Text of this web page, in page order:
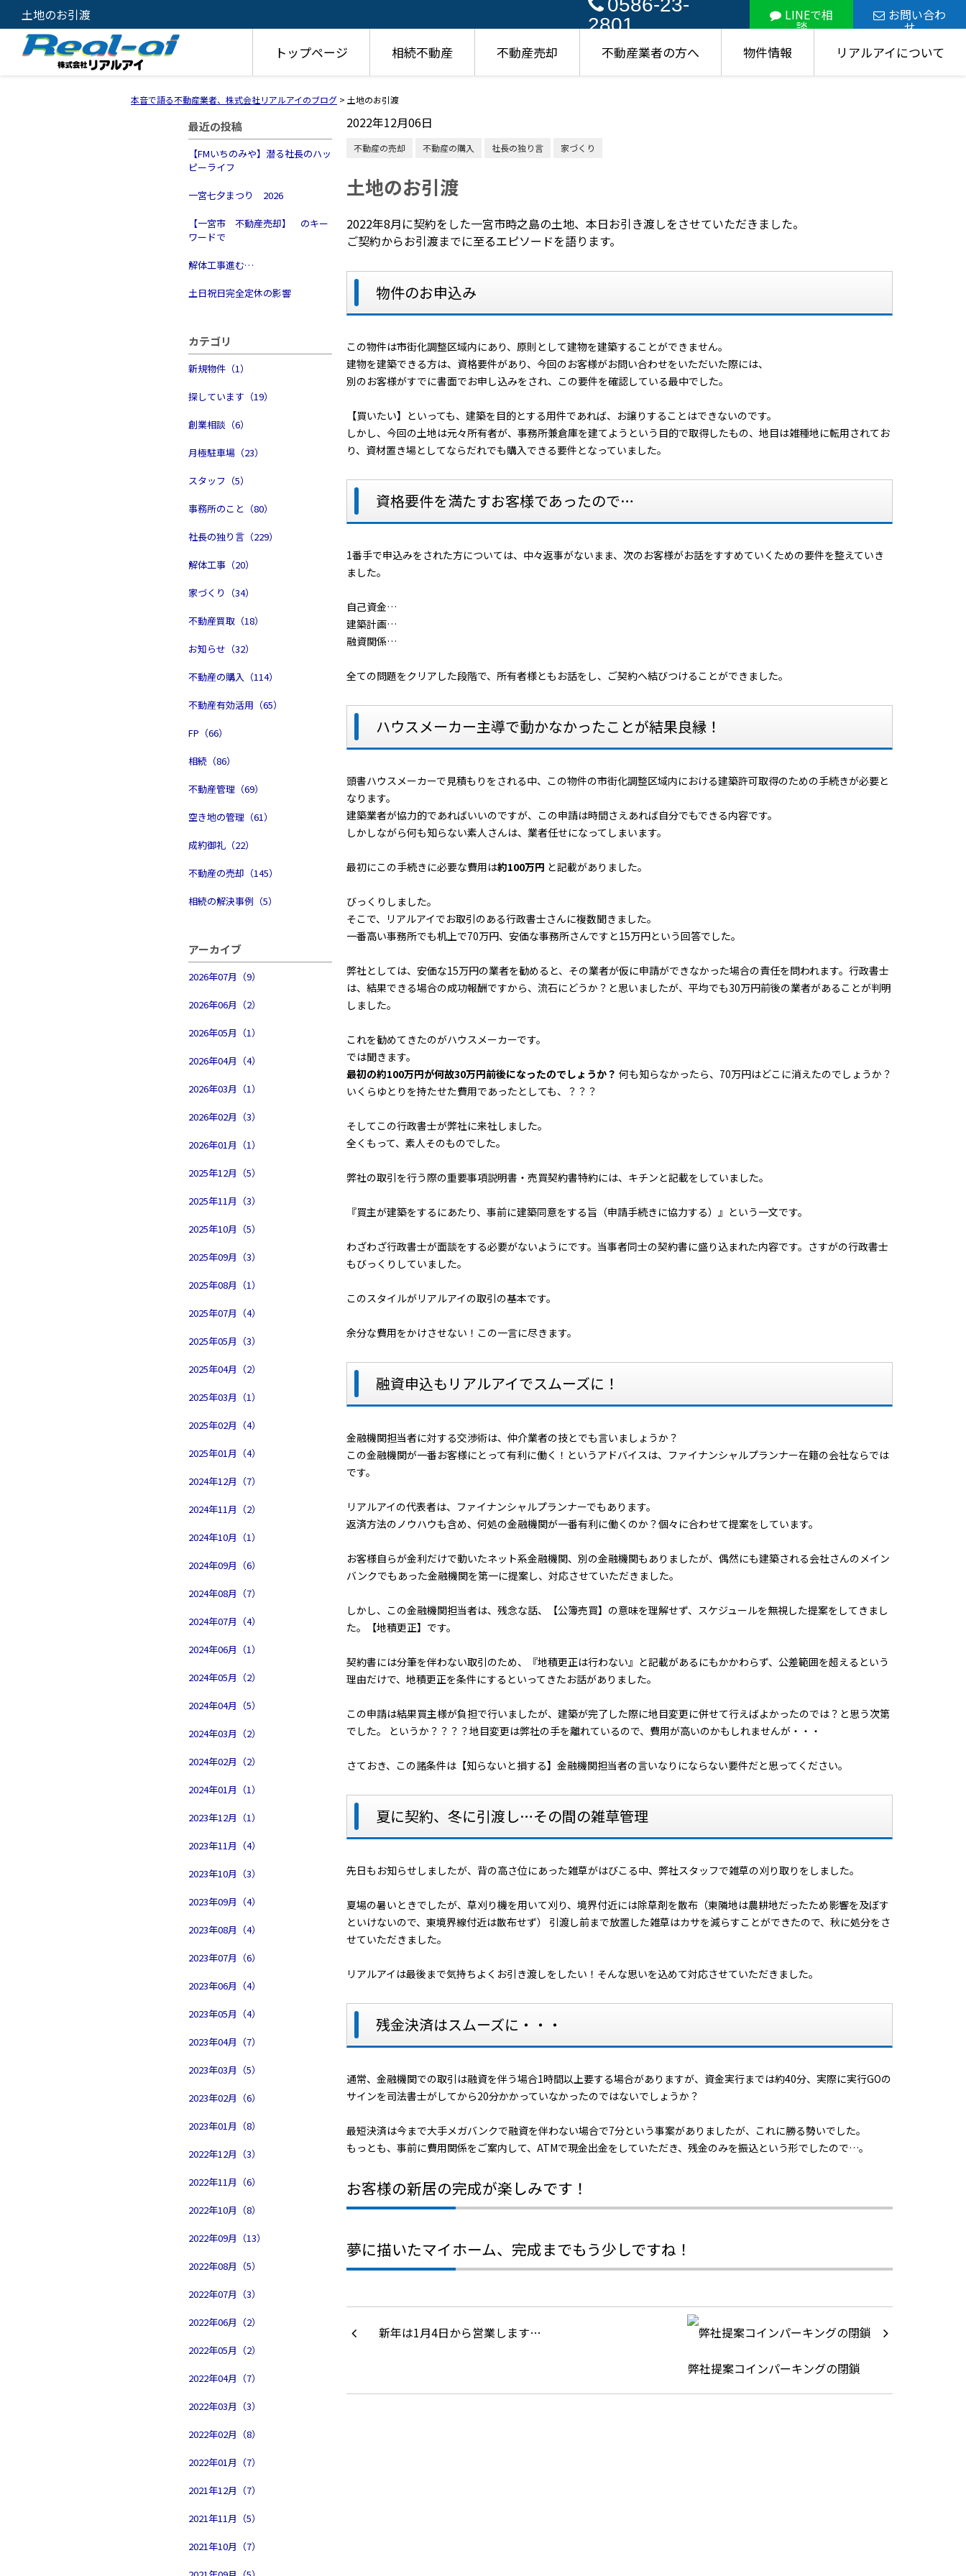
土地のお引渡
2801
LINEで相
談
お問い合わ
せ
トップページ 相続不動産 不動産売却 不動産業者の方へ 物件情報 リアルアイについて
本音で語る不動産業者、株式会社リアルアイのブログ > 土地のお引渡
最近の投稿
【FMいちのみや】潜る社長のハッ
ピーライフ
一宮七夕まつり 2026
【一宮市 不動産売却】 のキー
ワードで
解体工事進む…
土日祝日完全定休の影響
カテゴリ
新規物件（1）
探しています（19）
創業相談（6）
月極駐車場（23）
スタッフ（5）
事務所のこと（80）
社長の独り言（229）
解体工事（20）
家づくり（34）
不動産買取（18）
お知らせ（32）
不動産の購入（114）
不動産有効活用（65）
FP（66）
相続（86）
不動産管理（69）
空き地の管理（61）
成約御礼（22）
不動産の売却（145）
相続の解決事例（5）
アーカイブ
2026年07月（9）
2026年06月（2）
2026年05月（1）
2026年04月（4）
2026年03月（1）
2026年02月（3）
2026年01月（1）
2025年12月（5）
2025年11月（3）
2025年10月（5）
2025年09月（3）
2025年08月（1）
2025年07月（4）
2025年05月（3）
2025年04月（2）
2025年03月（1）
2025年02月（4）
2025年01月（4）
2024年12月（7）
2024年11月（2）
2024年10月（1）
2024年09月（6）
2024年08月（7）
2024年07月（4）
2024年06月（1）
2024年05月（2）
2024年04月（5）
2024年03月（2）
2024年02月（2）
2024年01月（1）
2023年12月（1）
2023年11月（4）
2023年10月（3）
2023年09月（4）
2023年08月（4）
2023年07月（6）
2023年06月（4）
2023年05月（4）
2023年04月（7）
2023年03月（5）
2023年02月（6）
2023年01月（8）
2022年12月（3）
2022年11月（6）
2022年10月（8）
2022年09月（13）
2022年08月（5）
2022年07月（3）
2022年06月（2）
2022年05月（2）
2022年04月（7）
2022年03月（3）
2022年02月（8）
2022年01月（7）
2021年12月（7）
2021年11月（5）
2021年10月（7）
2022年12月06日
不動産の売却 不動産の購入 社長の独り言 家づくり
土地のお引渡
2022年8月に契約をした一宮市時之島の土地、本日お引き渡しをさせていただきました。
ご契約からお引渡までに至るエピソードを語ります。
物件のお申込み
この物件は市街化調整区域内にあり、原則として建物を建築することができません。
建物を建築できる方は、資格要件があり、今回のお客様がお問い合わせをいただいた際には、
別のお客様がすでに書面でお申し込みをされ、この要件を確認している最中でした。
【買いたい】といっても、建築を目的とする用件であれば、お譲りすることはできないのです。
しかし、今回の土地は元々所有者が、事務所兼倉庫を建てようという目的で取得したもの、地目は雑種地に転用されてお
り、資材置き場としてならだれでも購入できる要件となっていました。
資格要件を満たすお客様であったので…
1番手で申込みをされた方については、中々返事がないまま、次のお客様がお話をすすめていくための要件を整えていき
ました。
自己資金…
建築計画…
融資関係…
全ての問題をクリアした段階で、所有者様ともお話をし、ご契約へ結びつけることができました。
ハウスメーカー主導で動かなかったことが結果良縁！
頭書ハウスメーカーで見積もりをされる中、この物件の市街化調整区域内における建築許可取得のための手続きが必要と
なります。
建築業者が協力的であればいいのですが、この申請は時間さえあれば自分でもできる内容です。
しかしながら何も知らない素人さんは、業者任せになってしまいます。
最初にこの手続きに必要な費用は約100万円 と記載がありました。
びっくりしました。
そこで、リアルアイでお取引のある行政書士さんに複数聞きました。
一番高い事務所でも机上で70万円、安価な事務所さんですと15万円という回答でした。
弊社としては、安価な15万円の業者を勧めると、その業者が仮に申請ができなかった場合の責任を問われます。行政書士
は、結果できる場合の成功報酬ですから、流石にどうか？と思いましたが、平均でも30万円前後の業者があることが判明
しました。
これを勧めてきたのがハウスメーカーです。
では聞きます。
最初の約100万円が何故30万円前後になったのでしょうか？ 何も知らなかったら、70万円はどこに消えたのでしょうか？
いくらゆとりを持たせた費用であったとしても、？？？
そしてこの行政書士が弊社に来社しました。
全くもって、素人そのものでした。
弊社の取引を行う際の重要事項説明書・売買契約書特約には、キチンと記載をしていました。
『買主が建築をするにあたり、事前に建築同意をする旨（申請手続きに協力する）』という一文です。
わざわざ行政書士が面談をする必要がないようにです。当事者同士の契約書に盛り込まれた内容です。さすがの行政書士
もびっくりしていました。
このスタイルがリアルアイの取引の基本です。
余分な費用をかけさせない！この一言に尽きます。
融資申込もリアルアイでスムーズに！
金融機関担当者に対する交渉術は、仲介業者の技とでも言いましょうか？
この金融機関が一番お客様にとって有利に働く！というアドバイスは、ファイナンシャルプランナー在籍の会社ならでは
です。
リアルアイの代表者は、ファイナンシャルプランナーでもあります。
返済方法のノウハウも含め、何処の金融機関が一番有利に働くのか？個々に合わせて提案をしています。
お客様自らが金利だけで動いたネット系金融機関、別の金融機関もありましたが、偶然にも建築される会社さんのメイン
バンクでもあった金融機関を第一に提案し、対応させていただきました。
しかし、この金融機関担当者は、残念な話、【公簿売買】の意味を理解せず、スケジュールを無視した提案をしてきまし
た。【地積更正】です。
契約書には分筆を伴わない取引のため、『地積更正は行わない』と記載があるにもかかわらず、公差範囲を超えるという
理由だけで、地積更正を条件にするといってきたお話がありました。
この申請は結果買主様が負担で行いましたが、建築が完了した際に地目変更に併せて行えばよかったのでは？と思う次第
でした。 というか？？？？地目変更は弊社の手を離れているので、費用が高いのかもしれませんが・・・
さておき、この諸条件は【知らないと損する】金融機関担当者の言いなりにならない要件だと思ってください。
夏に契約、冬に引渡し…その間の雑草管理
先日もお知らせしましたが、背の高さ位にあった雑草がはびこる中、弊社スタッフで雑草の刈り取りをしました。
夏場の暑いときでしたが、草刈り機を用いて刈り、境界付近には除草剤を散布（東隣地は農耕地だったため影響を及ぼす
といけないので、東境界線付近は散布せず） 引渡し前まで放置した雑草はカサを減らすことができたので、秋に処分をさ
せていただきました。
リアルアイは最後まで気持ちよくお引き渡しをしたい！そんな思いを込めて対応させていただきました。
残金決済はスムーズに・・・
通常、金融機関での取引は融資を伴う場合1時間以上要する場合がありますが、資金実行までは約40分、実際に実行GOの
サインを司法書士がしてから20分かかっていなかったのではないでしょうか？
最短決済は今まで大手メガバンクで融資を伴わない場合で7分という事案がありましたが、これに勝る勢いでした。
もっとも、事前に費用関係をご案内して、ATMで現金出金をしていただき、残金のみを振込という形でしたので…。
お客様の新居の完成が楽しみです！
夢に描いたマイホーム、完成までもう少しですね！
新年は1月4日から営業します…
弊社提案コインパーキングの閉鎖